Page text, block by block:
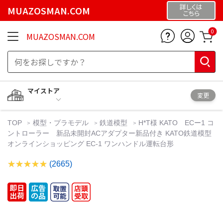
MUAZOSMAN.COM 詳しくは
こちら
MUAZOSMAN.COM 0
マイストア
変更
TOP 模型・プラモデル 鉄道模型
H*T様 KATO ECー1 コ
ントローラー 新品未開封ACアダプター新品付き KATO鉄道模型
オンラインショッピング EC-1 ワンハンドル運転台形
(2665)